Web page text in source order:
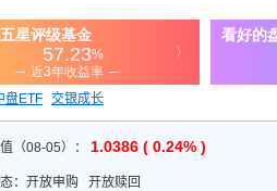
盘ETF 交银成长
（08-05）： 1.0386 ( 0.24% )
： 开放申购
开放赎回